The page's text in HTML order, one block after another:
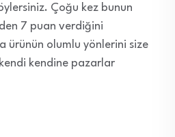
Çoğu kez bunun
7 puan verdiğini
ürünün olumlu yönlerini size
kendine pazarlar